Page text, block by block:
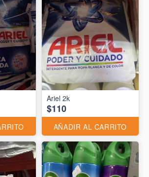
Ariel 2k
$110
AÑADIR AL CARRITO